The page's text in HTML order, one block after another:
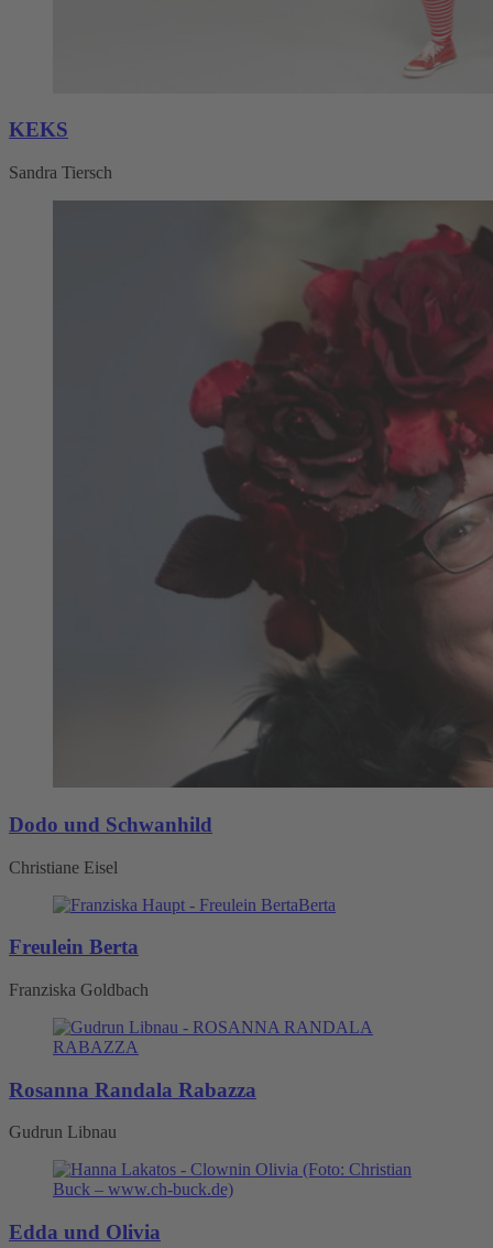
KEKS
Sandra Tiersch
Dodo und Schwanhild
Christiane Eisel
Freulein Berta
Franziska Goldbach
Rosanna Randala Rabazza
Gudrun Libnau
Edda und Olivia